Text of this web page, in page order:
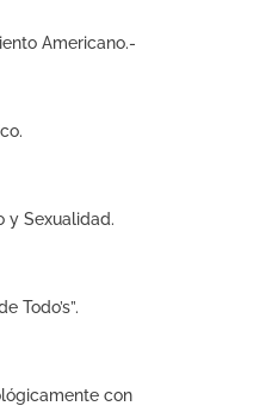
Americano.-
y Sexualidad.
Todo’s”.
con